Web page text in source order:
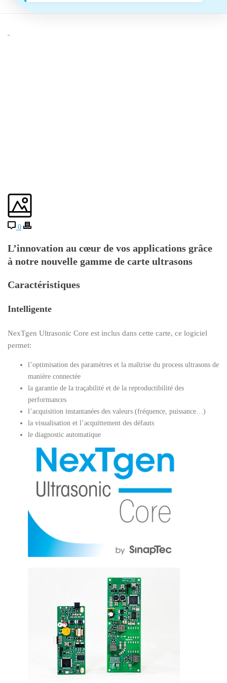
0
L’innovation au cœur de vos applications grâce
à notre nouvelle gamme de carte ultrasons
Caractéristiques
Intelligente
NexTgen Ultrasonic Core est inclus dans cette carte, ce logiciel
permet:
l’optimisation des paramètres et la maîtrise du process ultrasons de
manière connectée
la garantie de la traçabilité et de la reproductibilité des
performances
l’acquisition instantanées des valeurs (fréquence, puissance…)
la visualisation et l’acquittement des défauts
le diagnostic automatique